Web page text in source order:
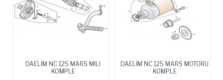
DAELİM NC 125 MARS MILI
KOMPLE
DAELİM NC 125 MARS MOTORU
KOMPLE